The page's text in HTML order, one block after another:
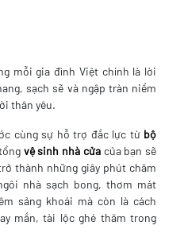
mỗi gia đình Việt chính là lời
sạch sẽ và ngập tràn niềm
thân yêu.
cùng sự hỗ trợ đắc lực từ bộ
vệ sinh nhà cửa của bạn sẽ
thành những giây phút chăm
nhà sạch bong, thơm mát
sảng khoái mà còn là cách
mắn, tài lộc ghé thăm trong